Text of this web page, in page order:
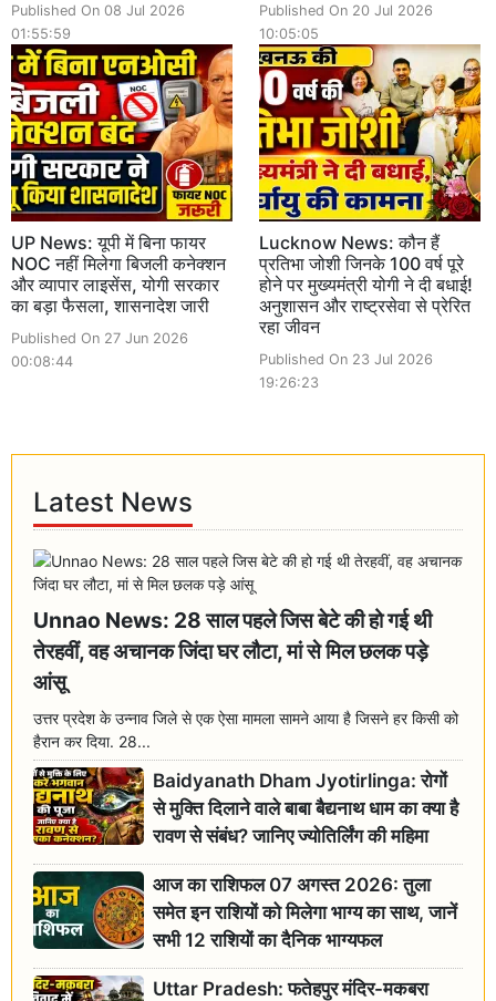
Published On 08 Jul 2026
01:55:59
Published On 20 Jul 2026
10:05:05
UP News: यूपी में बिना फायर
NOC नहीं मिलेगा बिजली कनेक्शन
और व्यापार लाइसेंस, योगी सरकार
का बड़ा फैसला, शासनादेश जारी
Published On 27 Jun 2026
00:08:44
Lucknow News: कौन हैं
प्रतिभा जोशी जिनके 100 वर्ष पूरे
होने पर मुख्यमंत्री योगी ने दी बधाई!
अनुशासन और राष्ट्रसेवा से प्रेरित
रहा जीवन
Published On 23 Jul 2026
19:26:23
Latest News
Unnao News: 28 साल पहले जिस बेटे की हो गई थी
तेरहवीं, वह अचानक जिंदा घर लौटा, मां से मिल छलक पड़े
आंसू
उत्तर प्रदेश के उन्नाव जिले से एक ऐसा मामला सामने आया है जिसने हर किसी को
हैरान कर दिया. 28...
Baidyanath Dham Jyotirlinga: रोगों
से मुक्ति दिलाने वाले बाबा बैद्यनाथ धाम का क्या है
रावण से संबंध? जानिए ज्योतिर्लिंग की महिमा
आज का राशिफल 07 अगस्त 2026: तुला
समेत इन राशियों को मिलेगा भाग्य का साथ, जानें
सभी 12 राशियों का दैनिक भाग्यफल
Uttar Pradesh: फतेहपुर मंदिर-मकबरा